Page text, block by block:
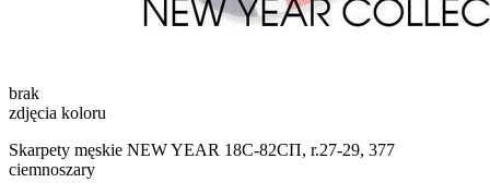
brak
zdjęcia koloru
Skarpety męskie NEW YEAR 18С-82СП, r.27-29, 377
ciemnoszary